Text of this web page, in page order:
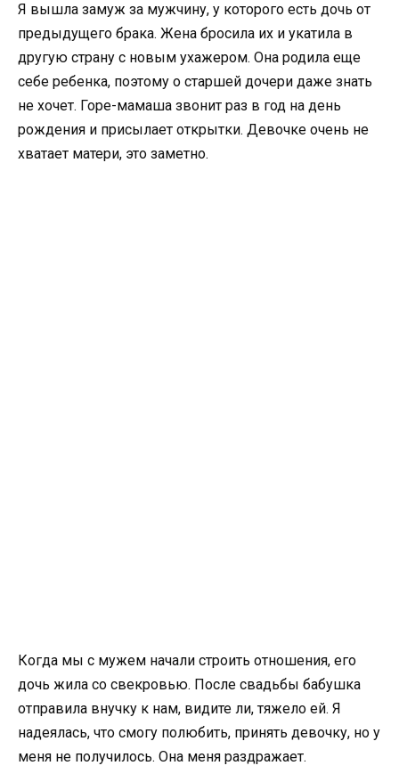
Я вышла замуж за мужчину, у которого есть дочь от
предыдущего брака. Жена бросила их и укатила в
другую страну с новым ухажером. Она родила еще
себе ребенка, поэтому о старшей дочери даже знать
не хочет. Горе-мамаша звонит раз в год на день
рождения и присылает открытки. Девочке очень не
хватает матери, это заметно.
Когда мы с мужем начали строить отношения, его
дочь жила со свекровью. После свадьбы бабушка
отправила внучку к нам, видите ли, тяжело ей. Я
надеялась, что смогу полюбить, принять девочку, но у
меня не получилось. Она меня раздражает.